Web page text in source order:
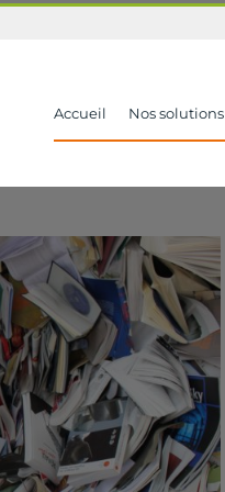
Accueil Nos solutions